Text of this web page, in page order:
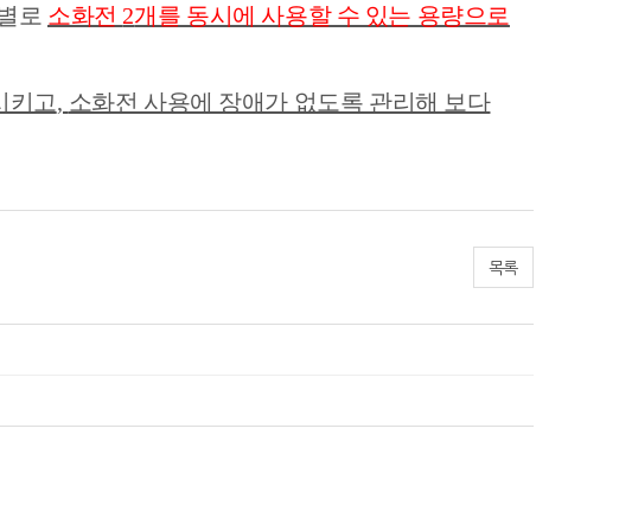
로 소화전 2개를 동시에 사용할 수 있는 용량으로
키고, 소화전 사용에 장애가 없도록 관리해 보다
목록